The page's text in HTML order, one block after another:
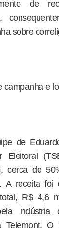
de
sobre
campanha e
de
Eleitoral
cerca de
A receita
R$ 4,6
indústria
Telemont.